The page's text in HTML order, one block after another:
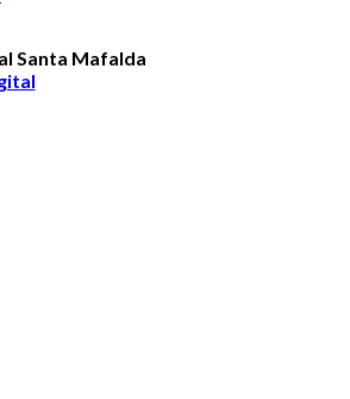
Santa Mafalda